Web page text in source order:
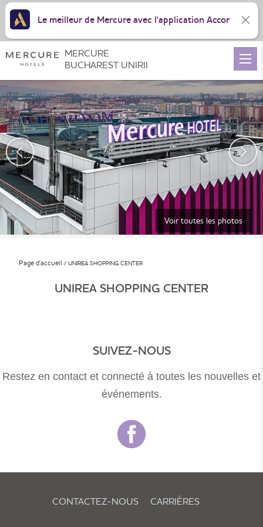
Voir toutes les photos
Page d'accueil UNIREA SHOPPING CENTER
UNIREA SHOPPING CENTER
SUIVEZ-NOUS
Restez en contact et connecté à toutes les nouvelles et
événements.
CONTACTEZ-NOUS CARRIÈRES
MERCURE
BUCHAREST UNIRII
Le meilleur de Mercure avec l'application Accor